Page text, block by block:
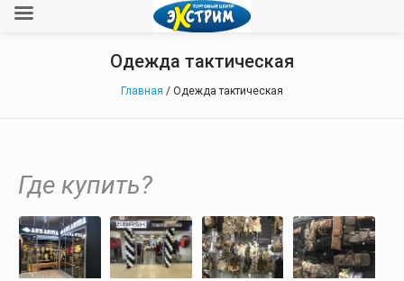
Одежда тактическая
Главная / Одежда тактическая
Где купить?